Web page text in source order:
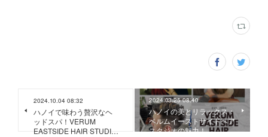
2024.10.04 08:32
ハノイで味わう贅沢なヘ
ッドスパ！VERUM
EASTSIDE HAIR STUDI…
2024.03.25 08:40
ハノイの美とリラックス：
ベルムイーストサイドヘア
スタジオの魅力！